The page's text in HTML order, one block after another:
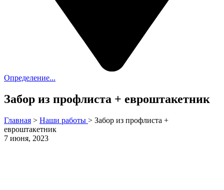
Определение...
Забор из профлиста + евроштакетник
Главная > Наши работы > Забор из профлиста +
евроштакетник
7 июня, 2023